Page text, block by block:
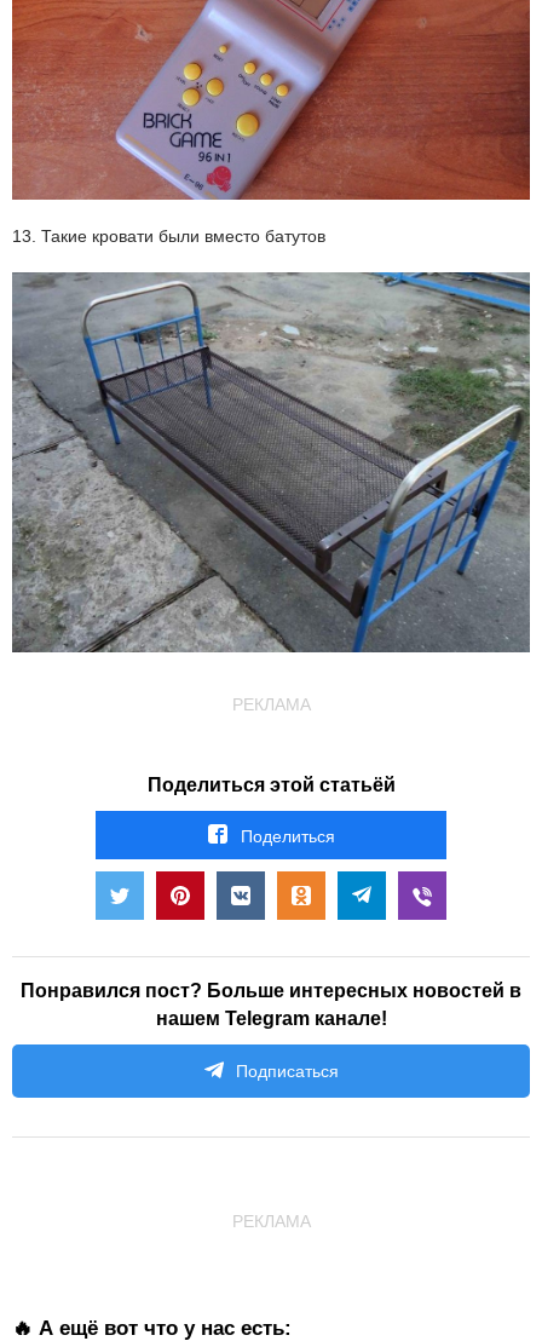
13. Такие кровати были вместо батутов
РЕКЛАМА
Поделиться этой статьёй
Поделиться
Понравился пост? Больше интересных новостей в
нашем Telegram канале!
Подписаться
РЕКЛАМА
🔥 А ещё вот что у нас есть: